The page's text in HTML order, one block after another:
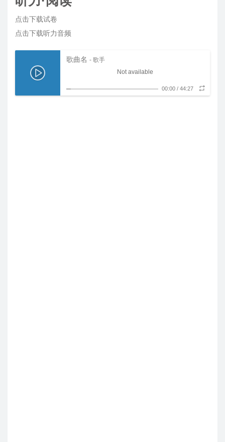
点击下载试卷
点击下载听力音频
歌曲名 - 歌手
Not available
00:00 / 44:27